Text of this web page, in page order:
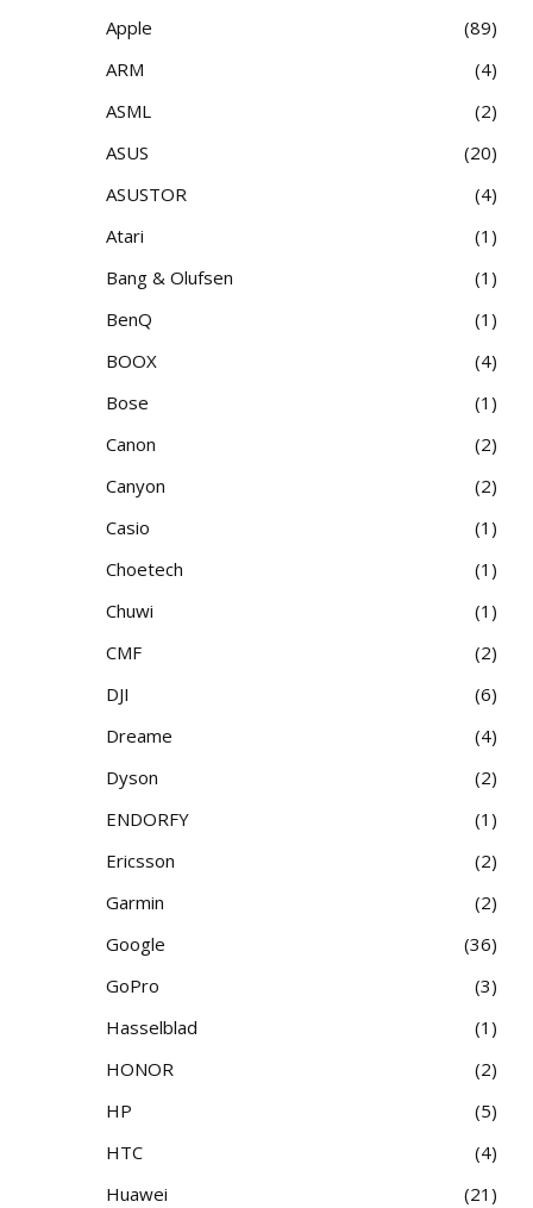
Apple
89
ARM
4
ASML
2
ASUS
20
ASUSTOR
4
Atari
1
Bang & Olufsen
1
BenQ
1
BOOX
4
Bose
1
Canon
2
Canyon
2
Casio
1
Choetech
1
Chuwi
1
CMF
2
DJI
6
Dreame
4
Dyson
2
ENDORFY
1
Ericsson
2
Garmin
2
Google
36
GoPro
3
Hasselblad
1
HONOR
2
HP
5
HTC
4
Huawei
21